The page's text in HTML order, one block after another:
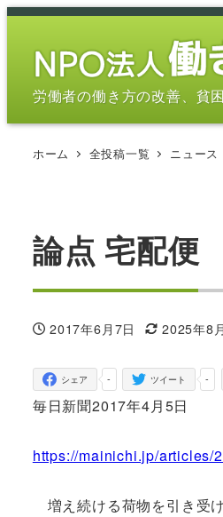
メ
労働者の働き方の改善、貧
ホーム 全投稿一覧 ニュース
論点 宅配便
投稿日
2017年6月7日
更新日
2025年8
-
シェア -
ツイート
毎日新聞2017年4月5日
https://mainichi.jp/articles/
増え続ける荷物を引き受